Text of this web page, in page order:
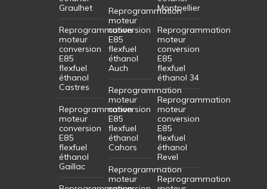
Graulhet
Reprogrammation
moteur
conversion
E85
flexfuel
éthanol
Castres
Reprogrammation
moteur
conversion
E85
flexfuel
éthanol
Gaillac
Reprogrammation
moteur
conversion
E85
flexfuel
éthanol
Auch
Reprogrammation
moteur
conversion
E85
flexfuel
éthanol
Cahors
Reprogrammation
moteur
Montpellier
Reprogrammation
moteur
conversion
E85
flexfuel
éthanol 34
Reprogrammation
moteur
conversion
E85
flexfuel
éthanol
Revel
Reprogrammation